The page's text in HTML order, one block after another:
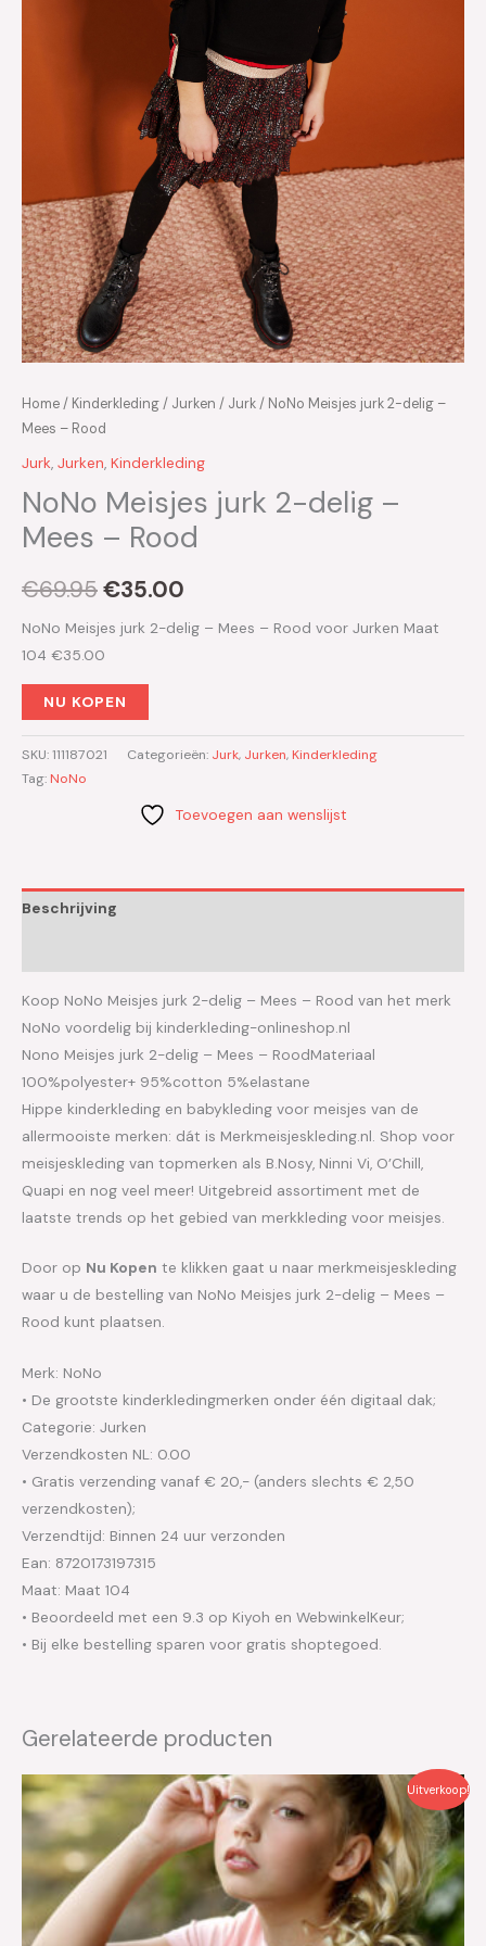
Home/ Kinderkleding/ Jurken / Jurk/ NoNo Meisjes jurk 2-delig –
Mees – Rood
Jurk, Jurken, Kinderkleding
NoNo Meisjes jurk 2-delig –
Mees – Rood
€69.95€35.00
NoNo Meisjes jurk 2-delig – Mees – Rood voor Jurken Maat
104 €35.00
NU KOPEN
SKU:111187021 Categorieën: Jurk, Jurken, Kinderkleding
Tag: NoNo
Toevoegen aan wenslijst
Beschrijving
Koop NoNo Meisjes jurk 2-delig – Mees – Rood van het merk
NoNo voordelig bij kinderkleding-onlineshop.nl
Nono Meisjes jurk 2-delig – Mees – RoodMateriaal
100%polyester+ 95%cotton 5%elastane
Hippe kinderkleding en babykleding voor meisjes van de
allermooiste merken: dát is Merkmeisjeskleding.nl. Shop voor
meisjeskleding van topmerken als B.Nosy, Ninni Vi, O’Chill,
Quapi en nog veel meer! Uitgebreid assortiment met de
laatste trends op het gebied van merkkleding voor meisjes.
Door op Nu Kopen te klikken gaat u naar merkmeisjeskleding
waar u de bestelling van NoNo Meisjes jurk 2-delig – Mees –
Rood kunt plaatsen.
Merk: NoNo
• De grootste kinderkledingmerken onder één digitaal dak;
Categorie: Jurken
Verzendkosten NL: 0.00
• Gratis verzending vanaf € 20,- (anders slechts € 2,50
verzendkosten);
Verzendtijd: Binnen 24 uur verzonden
Ean: 8720173197315
Maat: Maat 104
• Beoordeeld met een 9.3 op Kiyoh en WebwinkelKeur;
• Bij elke bestelling sparen voor gratis shoptegoed.
Gerelateerde producten
Uitverkoop!
Oorspronkelijke
prijs
was:
€45.99.
Huidige
prijs
€23.00.